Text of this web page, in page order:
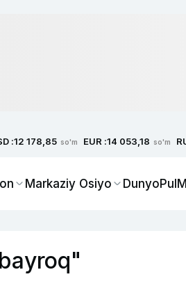
:12 178,85 so'm EUR :14 053,18 so'm
Markaziy Osiyo DunyoPul